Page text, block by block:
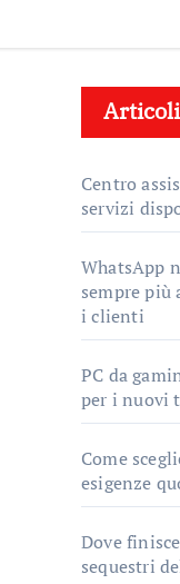
Centro
servizi
WhatsApp
sempre più
i clienti
PC da
per i nuovi
Come
esigenze
Dove
sequestri